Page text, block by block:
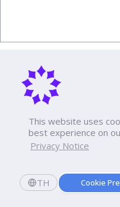
This website uses
best experience on
Privacy Notice
TH Cookie